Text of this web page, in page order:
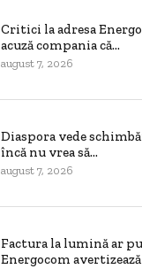
Critici la adresa
acuză compania că...
august 7, 2026
Diaspora vede
încă nu vrea să...
august 7, 2026
Factura la lumină ar
Energocom avertizează